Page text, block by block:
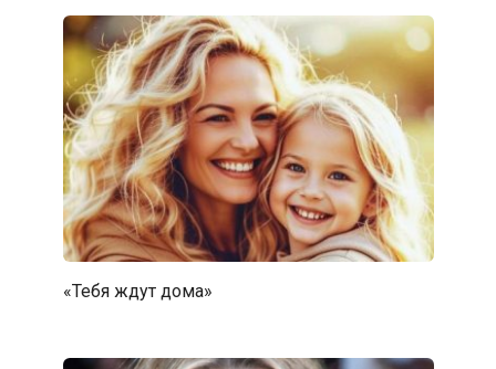
«Тебя ждут дома»